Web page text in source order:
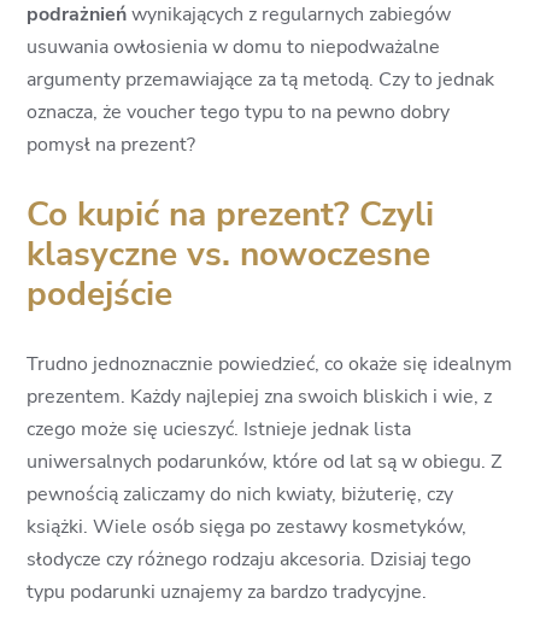
podrażnieńwynikających z regularnych zabiegów
usuwania owłosienia w domu to niepodważalne
argumenty przemawiające za tą metodą. Czy to jednak
oznacza, że voucher tego typu to na pewno dobry
pomysł na prezent?
Co kupić na prezent? Czyli
klasyczne vs. nowoczesne
podejście
Trudno jednoznacznie powiedzieć, co okaże się idealnym
prezentem. Każdy najlepiej zna swoich bliskich i wie, z
czego może się ucieszyć. Istnieje jednak lista
uniwersalnych podarunków, które od lat są w obiegu. Z
pewnością zaliczamy do nich kwiaty, biżuterię, czy
książki. Wiele osób sięga po zestawy kosmetyków,
słodycze czy różnego rodzaju akcesoria. Dzisiaj tego
typu podarunki uznajemy za bardzo tradycyjne.